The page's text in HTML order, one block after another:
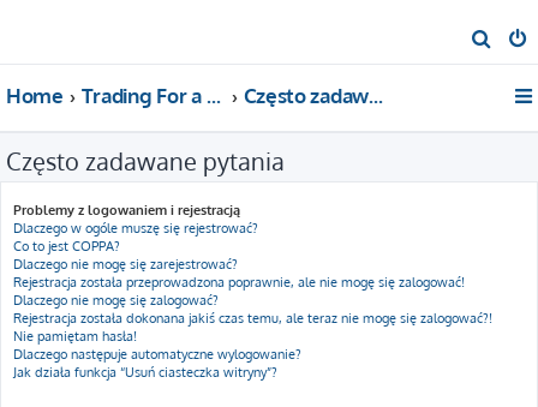
z
j
Home Trading For a Living Często zadawane pytania
Często zadawane pytania
Problemy z logowaniem i rejestracją
Dlaczego w ogóle muszę się rejestrować?
Co to jest COPPA?
Dlaczego nie mogę się zarejestrować?
Rejestracja została przeprowadzona poprawnie, ale nie mogę się zalogować!
Dlaczego nie mogę się zalogować?
Rejestracja została dokonana jakiś czas temu, ale teraz nie mogę się zalogować?!
Nie pamiętam hasła!
Dlaczego następuje automatyczne wylogowanie?
Jak działa funkcja “Usuń ciasteczka witryny”?